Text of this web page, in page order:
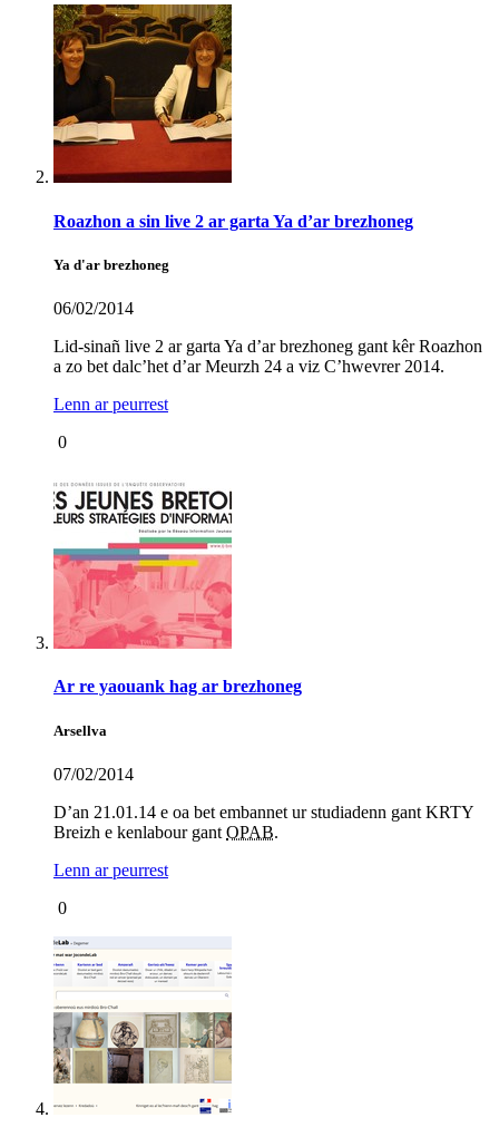
Roazhon a sin live 2 ar garta Ya d’ar brezhoneg
Ya d'ar brezhoneg
06/02/2014
Lid-sinañ live 2 ar garta Ya d’ar brezhoneg gant kêr Roazhon
a zo bet dalc’het d’ar Meurzh 24 a viz C’hwevrer 2014.
Lenn ar peurrest
0
Ar re yaouank hag ar brezhoneg
Arsellva
07/02/2014
D’an 21.01.14 e oa bet embannet ur studiadenn gant KRTY
Breizh e kenlabour gant OPAB.
Lenn ar peurrest
0